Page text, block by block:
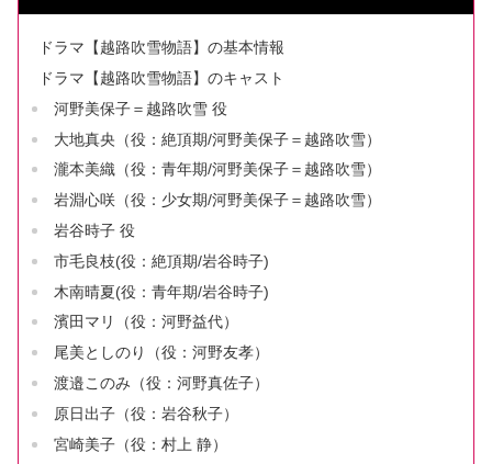
ドラマ【越路吹雪物語】の基本情報
ドラマ【越路吹雪物語】のキャスト
河野美保子＝越路吹雪 役
大地真央（役：絶頂期/河野美保子＝越路吹雪）
瀧本美織（役：青年期/河野美保子＝越路吹雪）
岩淵心咲（役：少女期/河野美保子＝越路吹雪）
岩谷時子 役
市毛良枝(役：絶頂期/岩谷時子)
木南晴夏(役：青年期/岩谷時子)
濱田マリ（役：河野益代）
尾美としのり（役：河野友孝）
渡邉このみ（役：河野真佐子）
原日出子（役：岩谷秋子）
宮崎美子（役：村上 静）